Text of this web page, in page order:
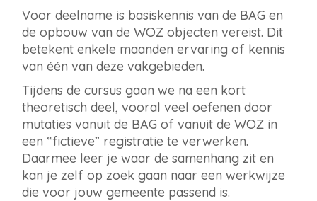
Voor deelname is basiskennis van de BAG en
de opbouw van de WOZ objecten vereist. Dit
betekent enkele maanden ervaring of kennis
van één van deze vakgebieden.
Tijdens de cursus gaan we na een kort
theoretisch deel, vooral veel oefenen door
mutaties vanuit de BAG of vanuit de WOZ in
een “fictieve” registratie te verwerken.
Daarmee leer je waar de samenhang zit en
kan je zelf op zoek gaan naar een werkwijze
die voor jouw gemeente passend is.